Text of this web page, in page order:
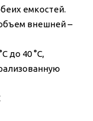
емкостей.
внешней –
до 40 °C,